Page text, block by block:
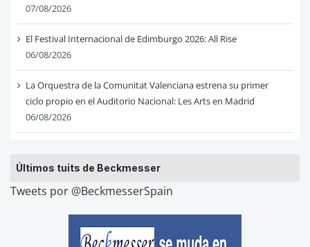
07/08/2026
El Festival Internacional de Edimburgo 2026: All Rise
06/08/2026
La Orquestra de la Comunitat Valenciana estrena su primer
ciclo propio en el Auditorio Nacional: Les Arts en Madrid
06/08/2026
Últimos tuits de Beckmesser
Tweets por @BeckmesserSpain